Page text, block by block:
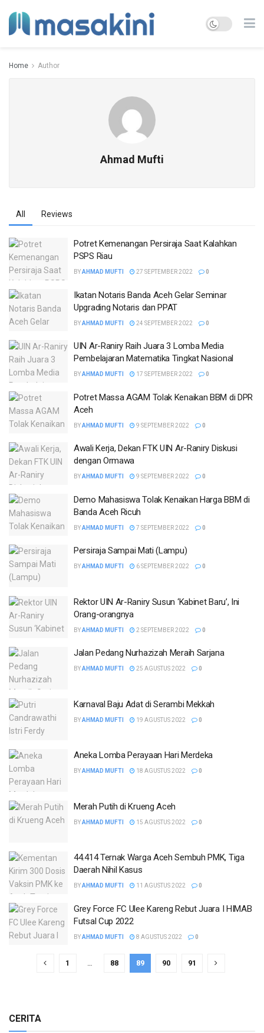
Home Author
Ahmad Mufti
All Reviews
Potret Kemenangan Persiraja Saat Kalahkan
PSPS Riau
BYAHMAD MUFTI 27 SEPTEMBER 2022 0
Ikatan Notaris Banda Aceh Gelar Seminar
Upgrading Notaris dan PPAT
BYAHMAD MUFTI 24 SEPTEMBER 2022 0
UIN Ar-Raniry Raih Juara 3 Lomba Media
Pembelajaran Matematika Tingkat Nasional
BYAHMAD MUFTI 17 SEPTEMBER 2022 0
Potret Massa AGAM Tolak Kenaikan BBM di DPR
Aceh
BYAHMAD MUFTI 9 SEPTEMBER 2022 0
Awali Kerja, Dekan FTK UIN Ar-Raniry Diskusi
dengan Ormawa
BYAHMAD MUFTI 9 SEPTEMBER 2022 0
Demo Mahasiswa Tolak Kenaikan Harga BBM di
Banda Aceh Ricuh
BYAHMAD MUFTI 7 SEPTEMBER 2022 0
Persiraja Sampai Mati (Lampu)
BYAHMAD MUFTI 6 SEPTEMBER 2022 0
Rektor UIN Ar-Raniry Susun ‘Kabinet Baru’, Ini
Orang-orangnya
BYAHMAD MUFTI 2 SEPTEMBER 2022 0
Jalan Pedang Nurhazizah Meraih Sarjana
BYAHMAD MUFTI 25 AGUSTUS 2022 0
Karnaval Baju Adat di Serambi Mekkah
BYAHMAD MUFTI 19 AGUSTUS 2022 0
Aneka Lomba Perayaan Hari Merdeka
BYAHMAD MUFTI 18 AGUSTUS 2022 0
Merah Putih di Krueng Aceh
BYAHMAD MUFTI 15 AGUSTUS 2022 0
44.414 Ternak Warga Aceh Sembuh PMK, Tiga
Daerah Nihil Kasus
BYAHMAD MUFTI 11 AGUSTUS 2022 0
Grey Force FC Ulee Kareng Rebut Juara I HIMAB
Futsal Cup 2022
BYAHMAD MUFTI 8 AGUSTUS 2022 0
1 … 88 89 90 91
CERITA